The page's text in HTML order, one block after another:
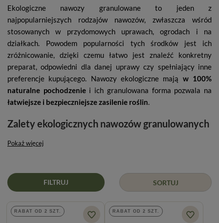
Ekologiczne nawozy granulowane to jeden z
najpopularniejszych rodzajów nawozów, zwłaszcza wśród
stosowanych w przydomowych uprawach, ogrodach i na
działkach. Powodem popularności tych środków jest ich
zróżnicowanie, dzięki czemu łatwo jest znaleźć konkretny
preparat, odpowiedni dla danej uprawy czy spełniający inne
preferencje kupującego. Nawozy ekologiczne mają w 100%
naturalne pochodzeniei ich granulowana forma pozwala na
łatwiejsze i bezpieczniejsze zasilenie roślin.
Zalety ekologicznych nawozów granulowanych
Pokaż więcej
SORTUJ
FILTRUJ
RABAT OD 2 SZT. RABAT OD 2 SZT.